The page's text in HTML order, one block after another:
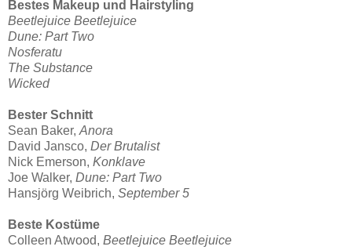
Bestes Makeup und Hairstyling
Beetlejuice Beetlejuice
Dune: Part Two
Nosferatu
The Substance
Wicked
Bester Schnitt
Sean Baker, Anora
David Jansco, Der Brutalist
Nick Emerson, Konklave
Joe Walker, Dune: Part Two
Hansjörg Weibrich, September 5
Beste Kostüme
Colleen Atwood, Beetlejuice Beetlejuice